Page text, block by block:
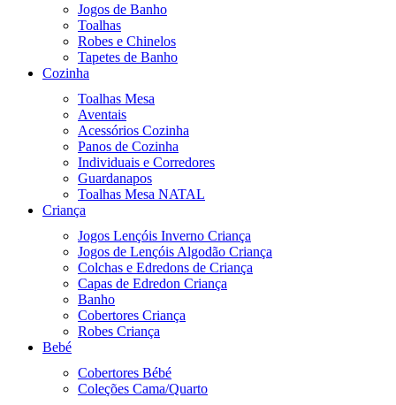
Jogos de Banho
Toalhas
Robes e Chinelos
Tapetes de Banho
Cozinha
Toalhas Mesa
Aventais
Acessórios Cozinha
Panos de Cozinha
Individuais e Corredores
Guardanapos
Toalhas Mesa NATAL
Criança
Jogos Lençóis Inverno Criança
Jogos de Lençóis Algodão Criança
Colchas e Edredons de Criança
Capas de Edredon Criança
Banho
Cobertores Criança
Robes Criança
Bebé
Cobertores Bébé
Coleções Cama/Quarto